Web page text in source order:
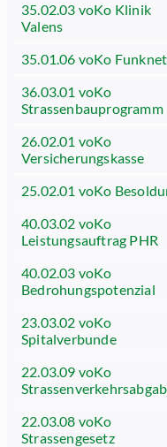
35.02.03 voKo Klinik
Valens
35.01.06 voKo
36.03.01 voKo
Strassenbauprogramm
26.02.01 voKo
Versicherungskasse
25.02.01 voKo
40.03.02 voKo
Leistungsauftrag PHR
40.02.03 voKo
Bedrohungspotenzial
23.03.02 voKo
Spitalverbunde
22.03.09 voKo
22.03.08 voKo
Strassengesetz